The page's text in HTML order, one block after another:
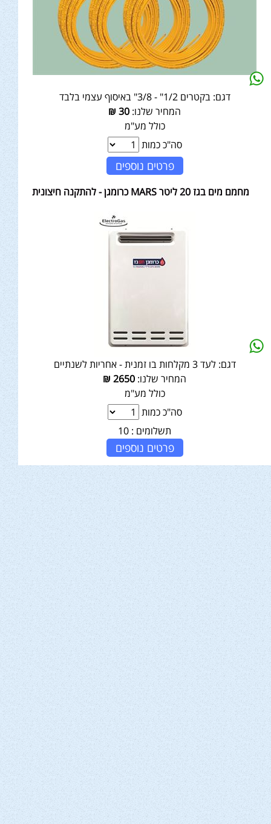
דגם: בקטרים 1/2" - 3/8" באיסוף עצמי בלבד
המחיר שלנו: 30
₪
כולל מע"מ
סה"כ כמות
פרטים נוספים
מחמם מים בגז 20 ליטר MARS כרומגן - להתקנה חיצונית
דגם: לעד 3 מקלחות בו זמנית - אחריות לשנתיים
המחיר שלנו: 2650
₪
כולל מע"מ
סה"כ כמות
תשלומים : 10
פרטים נוספים